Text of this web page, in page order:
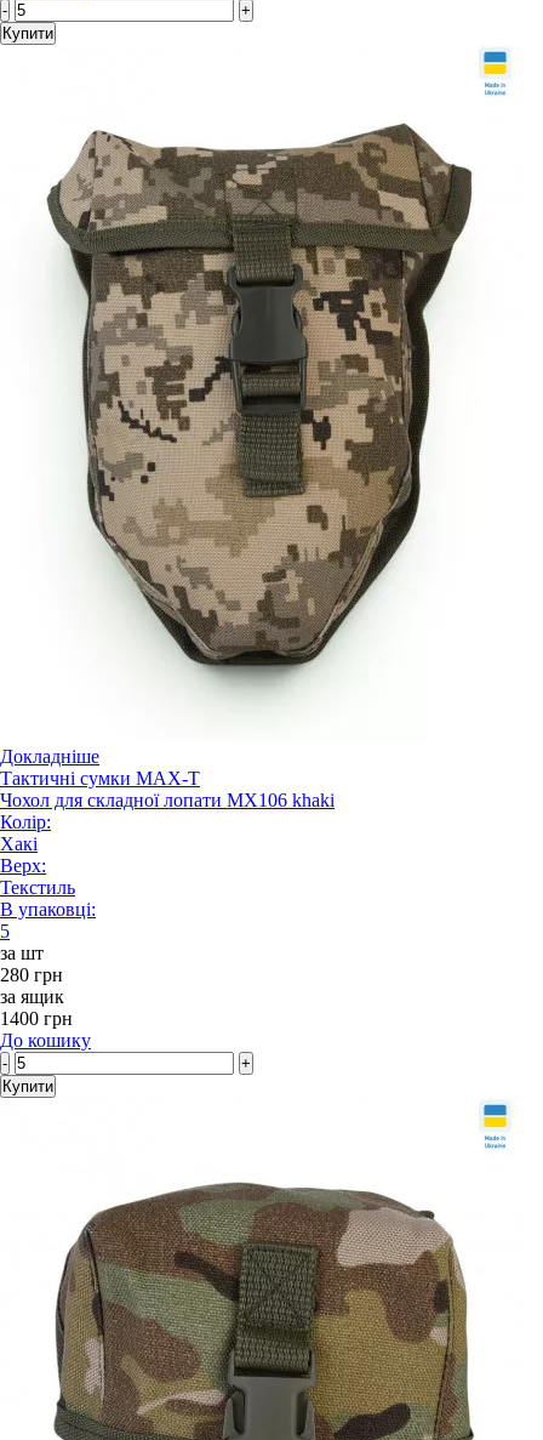
-
+
Купити
Докладніше
Тактичні сумки MAX-T
Чохол для складної лопати MX106 khaki
Колір:
Хакі
Верх:
Текстиль
В упаковці:
5
за шт
280 грн
за ящик
1400 грн
До кошику
-
+
Купити